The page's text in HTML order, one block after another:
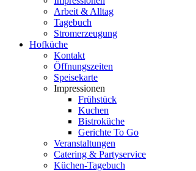
Arbeit & Alltag
Tagebuch
Stromerzeugung
Hofküche
Kontakt
Öffnungszeiten
Speisekarte
Impressionen
Frühstück
Kuchen
Bistroküche
Gerichte To Go
Veranstaltungen
Catering & Partyservice
Küchen-Tagebuch